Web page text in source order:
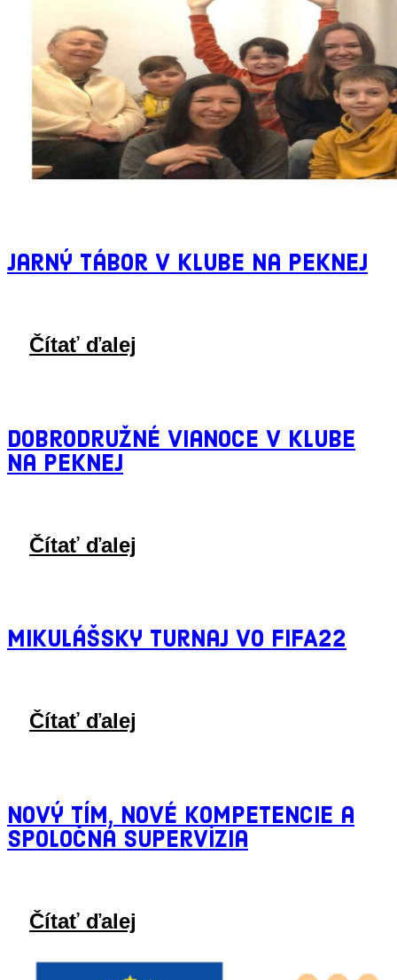
Jarný tábor v Klube na Peknej
Čítať ďalej
Dobrodružné Vianoce v Klube
na Peknej
Čítať ďalej
Mikulášsky turnaj vo FIFA22
Čítať ďalej
Nový tím, nové kompetencie a
spoločná supervízia
Čítať ďalej